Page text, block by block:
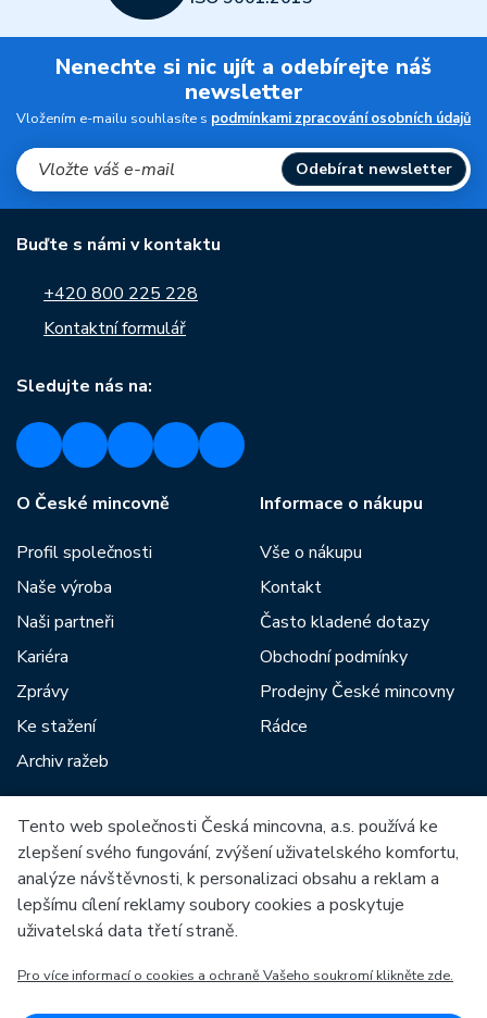
Nenechte si nic ujít a odebírejte náš
newsletter
Vložením e-mailu souhlasíte s podmínkami zpracování osobních údajů
Odebírat newsletter
Buďte s námi v kontaktu
+420 800 225 228
Kontaktní formulář
Sledujte nás na:
O České mincovně
Profil společnosti
Naše výroba
Naši partneři
Kariéra
Zprávy
Ke stažení
Archiv ražeb
Informace o nákupu
Vše o nákupu
Kontakt
Často kladené dotazy
Obchodní podmínky
Prodejny České mincovny
Rádce
Mezi naše partnery patří:
Evropská unie
OP Podnikání a inovace pro konkurenceschopnost
Tento web společnosti Česká mincovna, a.s. používá ke
zlepšení svého fungování, zvýšení uživatelského komfortu,
analýze návštěvnosti, k personalizaci obsahu a reklam a
lepšímu cílení reklamy soubory cookies a poskytuje
uživatelská data třetí straně.
Pro více informací o cookies a ochraně Vašeho soukromí klikněte zde.